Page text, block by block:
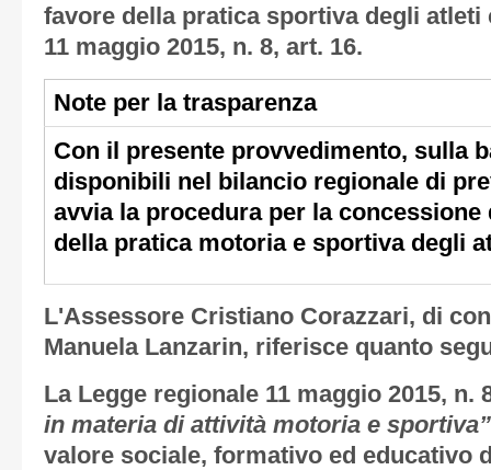
favore della pratica sportiva degli atleti
11 maggio 2015, n. 8, art. 16.
Note per la trasparenza
Con il presente provvedimento, sulla
disponibili nel bilancio regionale di
avvia la procedura per la
della pratica motoria e sportiva degli
L'Assessore Cristiano Corazzari, di
Manuela Lanzarin, riferisce quanto
La Legge regionale 11 maggio 2015, n.
in materia di attività motoria e sportiva”
valore sociale, formativo ed educativo